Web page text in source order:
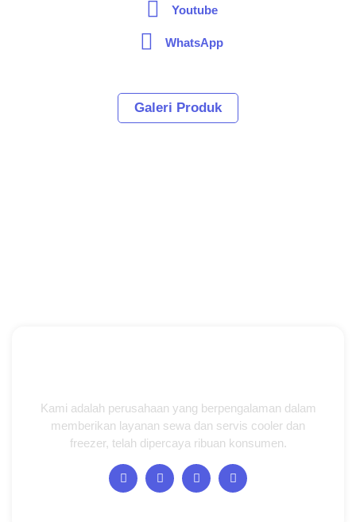
Youtube
WhatsApp
Galeri Produk
Kami adalah perusahaan yang berpengalaman dalam
memberikan layanan sewa dan servis cooler dan
freezer, telah dipercaya ribuan konsumen.